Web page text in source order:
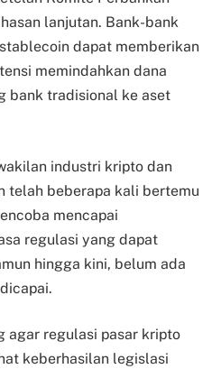
lanjutan. Bank-bank
dapat memberikan
memindahkan dana
bank tradisional ke aset
industri kripto dan
telah beberapa kali bertemu
mencapai
regulasi yang dapat
hingga kini, belum ada
agar regulasi pasar kripto
keberhasilan legislasi